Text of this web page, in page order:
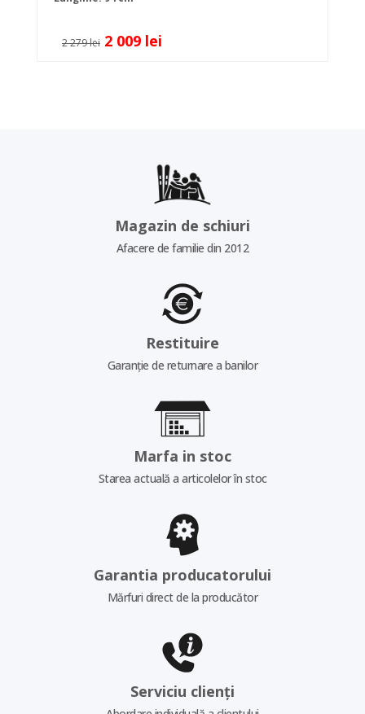
2 279 lei 2 009 lei
Magazin de schiuri
Afacere de familie din 2012
Restituire
Garanție de returnare a banilor
Marfa in stoc
Starea actuală a articolelor în stoc
Garantia producatorului
Mărfuri direct de la producător
Serviciu clienți